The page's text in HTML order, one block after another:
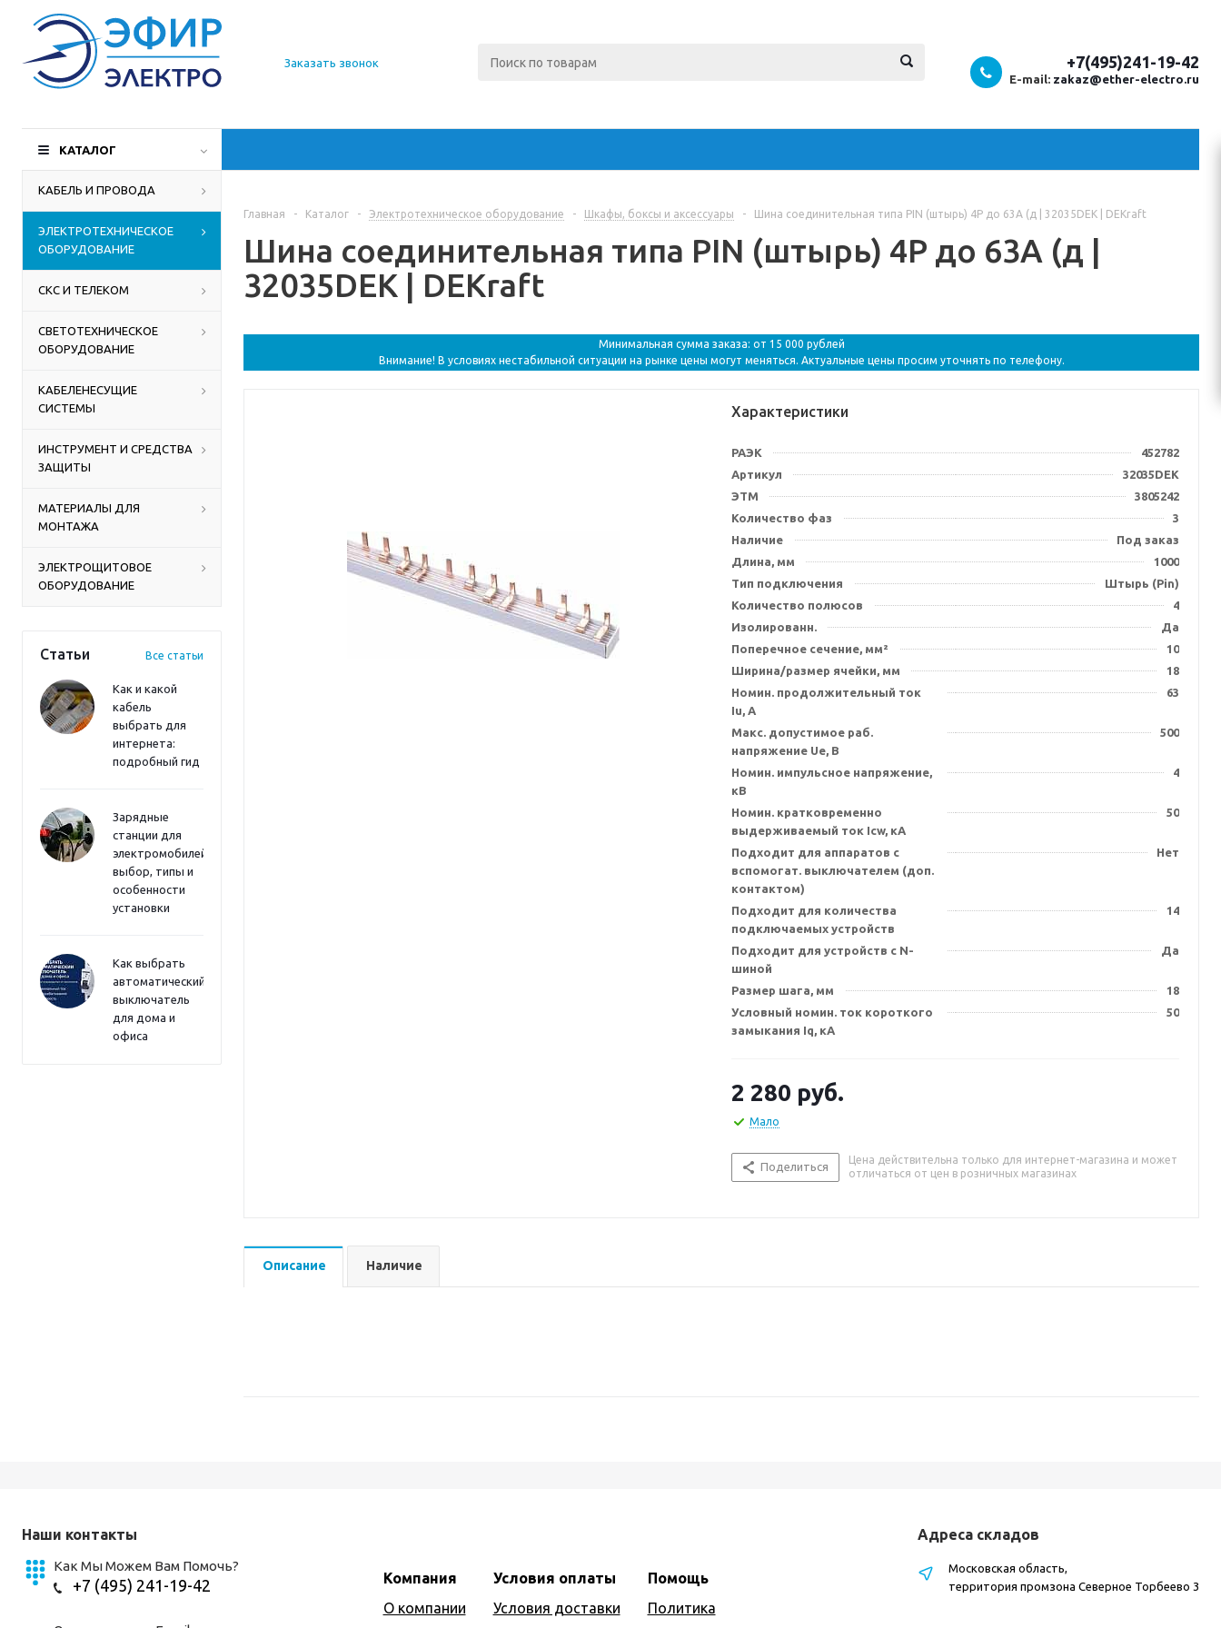
О компании
Доставка
Производители
Контакты
Заказать звонок +7(495)241-19-42
E-mail: zakaz@ether-electro.ru
КАТАЛОГ
КАБЕЛЬ И ПРОВОДА
ЭЛЕКТРОТЕХНИЧЕСКОЕ
ОБОРУДОВАНИЕ
СКС И ТЕЛЕКОМ
СВЕТОТЕХНИЧЕСКОЕ
ОБОРУДОВАНИЕ
КАБЕЛЕНЕСУЩИЕ
СИСТЕМЫ
ИНСТРУМЕНТ И СРЕДСТВА
ЗАЩИТЫ
МАТЕРИАЛЫ ДЛЯ
МОНТАЖА
ЭЛЕКТРОЩИТОВОЕ
ОБОРУДОВАНИЕ
Статьи Все статьи
Как и какой
кабель
выбрать для
интернета:
подробный гид
Зарядные
станции для
электромобилей:
выбор, типы и
особенности
установки
Как выбрать
автоматический
выключатель
для дома и
офиса
Главная - Каталог - Электротехническое оборудование - Шкафы, боксы и аксессуары - Шина соединительная типа PIN (штырь) 4P до 63А (д | 32035DEK | DEKraft
Шина соединительная типа PIN (штырь) 4P до 63А (д |
32035DEK | DEKraft
Минимальная сумма заказа: от 15 000 рублей
Внимание! В условиях нестабильной ситуации на рынке цены могут меняться. Актуальные цены просим уточнять по телефону.
Характеристики
РАЭК
452782
Артикул
32035DEK
ЭТМ
3805242
Количество фаз
3
Наличие
Под заказ
Длина, мм
1000
Тип подключения
Штырь (Pin)
Количество полюсов
4
Изолированн.
Да
Поперечное сечение, мм²
10
Ширина/размер ячейки, мм
18
Номин. продолжительный ток
Iu, А
63
Макс. допустимое раб.
напряжение Ue, В
500
Номин. импульсное напряжение,
кВ
4
Номин. кратковременно
выдерживаемый ток Icw, кА
50
Подходит для аппаратов с
вспомогат. выключателем (доп.
контактом)
Нет
Подходит для количества
подключаемых устройств
14
Подходит для устройств с N-
шиной
Да
Размер шага, мм
18
Условный номин. ток короткого
замыкания Iq, кА
50
2 280 руб.
Мало
Поделиться
Цена действительна только для интернет-магазина и может
отличаться от цен в розничных магазинах
Описание Наличие
Наши контакты
Как Мы Можем Вам Помочь?
+7 (495) 241-19-42
Компания
О компании
Условия оплаты
Условия доставки
Помощь
Политика
Адреса складов
Московская область,
территория промзона Северное Торбеево 3